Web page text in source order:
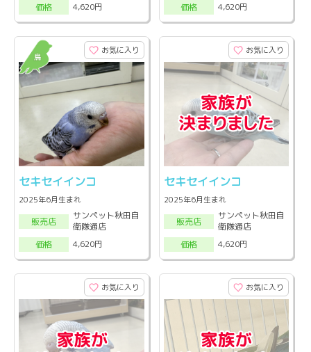
価格
4,620円
価格
4,620円
お気に入り
セキセイインコ
2025年6月生まれ
販売店
サンペット秋田自
衛隊通店
価格
4,620円
お気に入り
セキセイインコ
2025年6月生まれ
販売店
サンペット秋田自
衛隊通店
価格
4,620円
お気に入り お気に入り